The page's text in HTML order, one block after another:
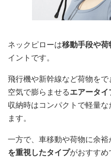
ネックピローは移動手段や荷
イントです。
飛行機や新幹線など荷物をで
空気で膨らませるエアータイ
収納時はコンパクトで軽量
ます。
一方で、車移動や荷物に余裕
を重視したタイプがおすすめ